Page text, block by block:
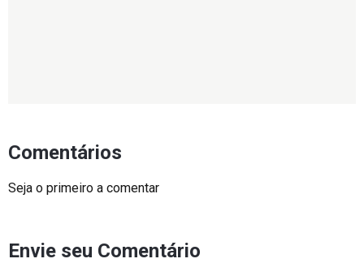
Comentários
Seja o primeiro a comentar
Envie seu Comentário